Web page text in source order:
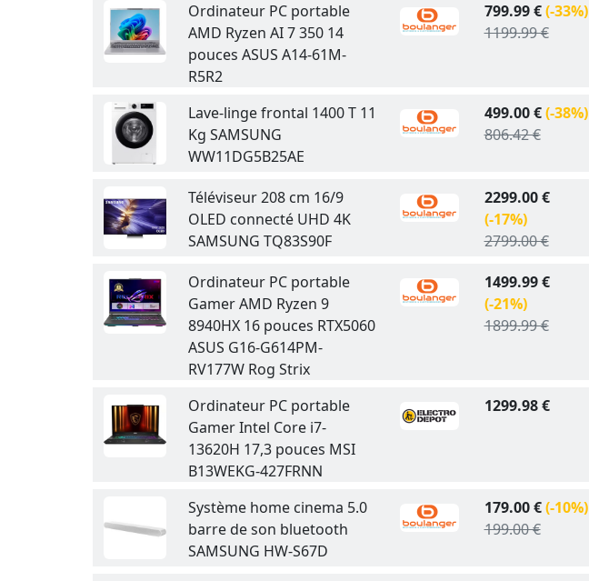
Ordinateur PC portable
AMD Ryzen AI 7 350 14
pouces ASUS A14-61M-
R5R2
799.99 €(-33%)
1199.99 €
Lave-linge frontal 1400 T 11
Kg SAMSUNG
WW11DG5B25AE
499.00 €(-38%)
806.42 €
Téléviseur 208 cm 16/9
OLED connecté UHD 4K
SAMSUNG TQ83S90F
2299.00 €
(-17%)
2799.00 €
Ordinateur PC portable
Gamer AMD Ryzen 9
8940HX 16 pouces RTX5060
ASUS G16-G614PM-
RV177W Rog Strix
1499.99 €
(-21%)
1899.99 €
Ordinateur PC portable
Gamer Intel Core i7-
13620H 17,3 pouces MSI
B13WEKG-427FRNN
1299.98 €
Système home cinema 5.0
barre de son bluetooth
SAMSUNG HW-S67D
179.00 €(-10%)
199.00 €